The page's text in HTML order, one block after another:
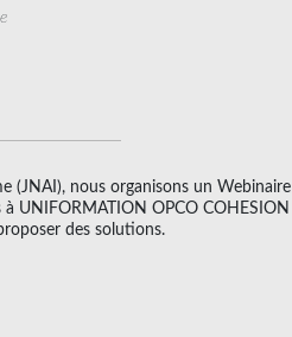
(JNAI), nous organisons un Webinaire
UNIFORMATION OPCO COHESION
des solutions.